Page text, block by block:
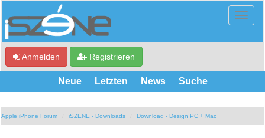
Anmelden Registrieren
Neue Letzten News Suche
Apple iPhone Forum iSZENE - Downloads Download - Design PC + Mac